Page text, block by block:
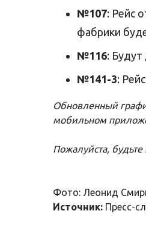
№107: Рейс
фабрики
№116: Будут
№141-3:
Обновленный
мобильном
Пожалуйста,
Фото: Леонид
Источник: Пресс-